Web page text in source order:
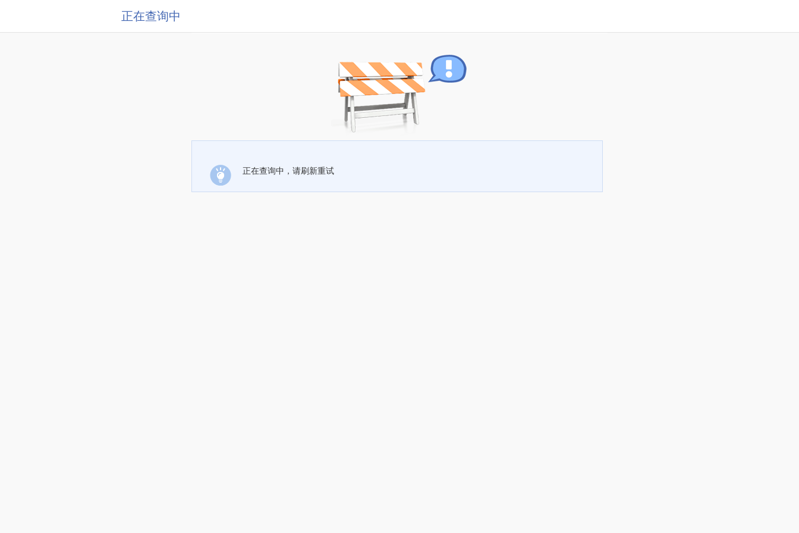
正在查询中
正在查询中，请刷新重试